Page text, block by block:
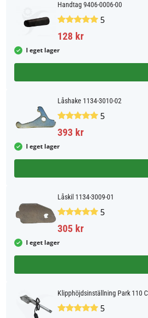
Handtag 9406-0006-00
5
128 kr
I eget lager
Låshake 1134-3010-02
5
393 kr
I eget lager
Låskil 1134-3009-01
5
305 kr
I eget lager
Klipphöjdsinställning Park 110
5